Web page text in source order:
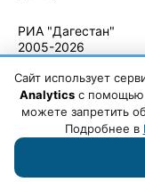
РИА "Дагестан"
2005-2026
использования
материалов.
Авторские
Сайт использует
Analytics с помощью
можете запретить
Подробнее в